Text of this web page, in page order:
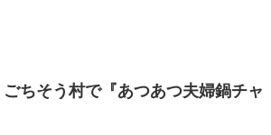
ちそう村で『あつあつ夫婦鍋チャ